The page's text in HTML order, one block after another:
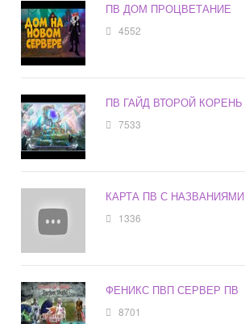
ПВ ДОМ ПРОЦВЕТАНИЕ
4552
ПВ ГАЙД ВТОРОЙ КОРЕНЬ
7533
КАРТА ПВ С НАЗВАНИЯМИ
1336
ФЕНИКС ПВП СЕРВЕР ПВ
8701